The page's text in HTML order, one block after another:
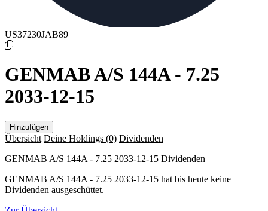
US37230JAB89
GENMAB A/S 144A - 7.25
2033-12-15
Hinzufügen
Übersicht Deine Holdings (0) Dividenden
GENMAB A/S 144A - 7.25 2033-12-15 Dividenden
GENMAB A/S 144A - 7.25 2033-12-15 hat bis heute keine
Dividenden ausgeschüttet.